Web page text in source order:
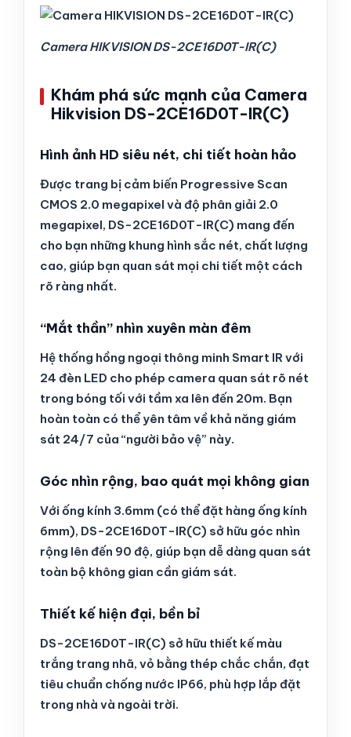
Camera HIKVISION DS-2CE16D0T-IR(C)
Khám phá sức mạnh của Camera
Hikvision DS-2CE16D0T-IR(C)
Hình ảnh HD siêu nét, chi tiết hoàn hảo
Được trang bị cảm biến Progressive Scan
CMOS 2.0 megapixel và độ phân giải 2.0
megapixel, DS-2CE16D0T-IR(C) mang đến
cho bạn những khung hình sắc nét, chất lượng
cao, giúp bạn quan sát mọi chi tiết một cách
rõ ràng nhất.
“Mắt thần” nhìn xuyên màn đêm
Hệ thống hồng ngoại thông minh Smart IR với
24 đèn LED cho phép camera quan sát rõ nét
trong bóng tối với tầm xa lên đến 20m. Bạn
hoàn toàn có thể yên tâm về khả năng giám
sát 24/7 của “người bảo vệ” này.
Góc nhìn rộng, bao quát mọi không gian
Với ống kính 3.6mm (có thể đặt hàng ống kính
6mm), DS-2CE16D0T-IR(C) sở hữu góc nhìn
rộng lên đến 90 độ, giúp bạn dễ dàng quan sát
toàn bộ không gian cần giám sát.
Thiết kế hiện đại, bền bỉ
DS-2CE16D0T-IR(C) sở hữu thiết kế màu
trắng trang nhã, vỏ bằng thép chắc chắn, đạt
tiêu chuẩn chống nước IP66, phù hợp lắp đặt
trong nhà và ngoài trời.